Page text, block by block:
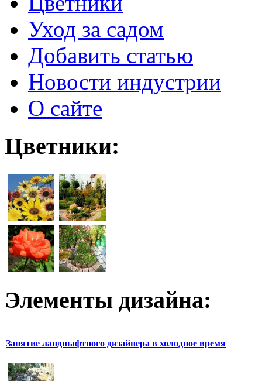
Уход за садом
Добавить статью
Новости индустрии
О сайте
Цветники:
Элементы дизайна:
Занятие ландшафтного дизайнера в холодное время